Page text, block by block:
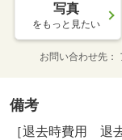
写真
をもっと見たい
お問い合わせ先
備考
［退去時費用 退